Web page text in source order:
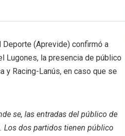
(Aprevide) confirmó a
Lugones, la presencia de público
y Racing-Lanús, en caso que se
se, las entradas del público de
Los dos partidos tienen público